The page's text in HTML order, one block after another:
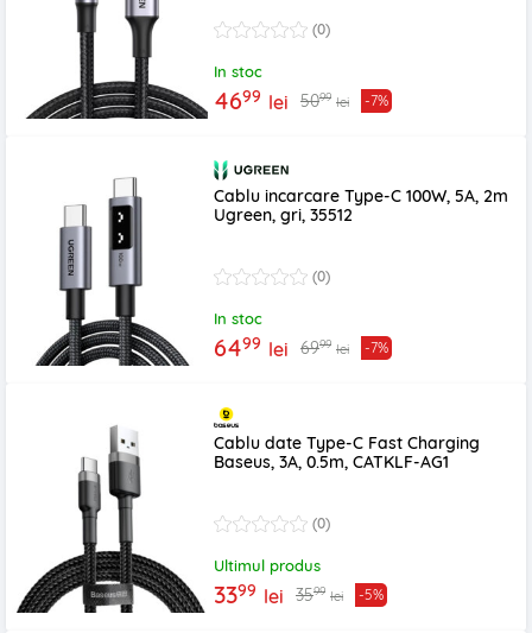
(0)
In stoc
4699 lei 5099 lei -7%
Cablu incarcare Type-C 100W, 5A, 2m
Ugreen, gri, 35512
(0)
In stoc
6499 lei 6999 lei -7%
Cablu date Type-C Fast Charging
Baseus, 3A, 0.5m, CATKLF-AG1
(0)
Ultimul produs
3399 lei 3599 lei -5%